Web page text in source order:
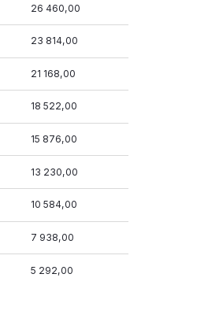
26 460,00
23 814,00
21 168,00
18 522,00
15 876,00
13 230,00
10 584,00
7 938,00
5 292,00